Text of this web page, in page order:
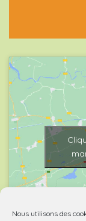
Nous utilisons des